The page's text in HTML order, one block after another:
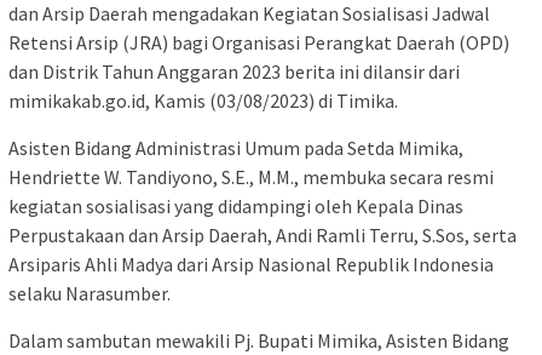
dan Arsip Daerah mengadakan Kegiatan Sosialisasi Jadwal
Retensi Arsip (JRA) bagi Organisasi Perangkat Daerah (OPD)
dan Distrik Tahun Anggaran 2023 berita ini dilansir dari
mimikakab.go.id, Kamis (03/08/2023) di Timika.
Asisten Bidang Administrasi Umum pada Setda Mimika,
Hendriette W. Tandiyono, S.E., M.M., membuka secara resmi
kegiatan sosialisasi yang didampingi oleh Kepala Dinas
Perpustakaan dan Arsip Daerah, Andi Ramli Terru, S.Sos, serta
Arsiparis Ahli Madya dari Arsip Nasional Republik Indonesia
selaku Narasumber.
Dalam sambutan mewakili Pj. Bupati Mimika, Asisten Bidang